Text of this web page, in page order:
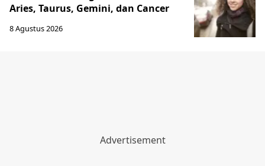
Aries, Taurus, Gemini, dan Cancer
8 Agustus 2026